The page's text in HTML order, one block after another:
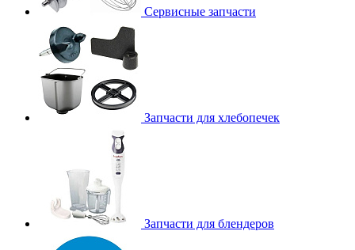
Сервисные запчасти
Запчасти для хлебопечек
Запчасти для блендеров